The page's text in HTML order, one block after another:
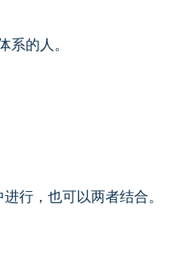
的人。
行，也可以两者结合。